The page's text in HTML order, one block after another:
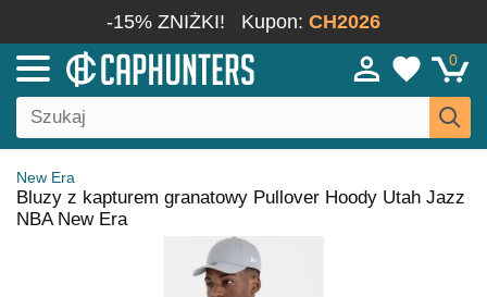
-15% ZNIŻKI! Kupon: CH2026
0
New Era
Bluzy z kapturem granatowy Pullover Hoody Utah Jazz
NBA New Era